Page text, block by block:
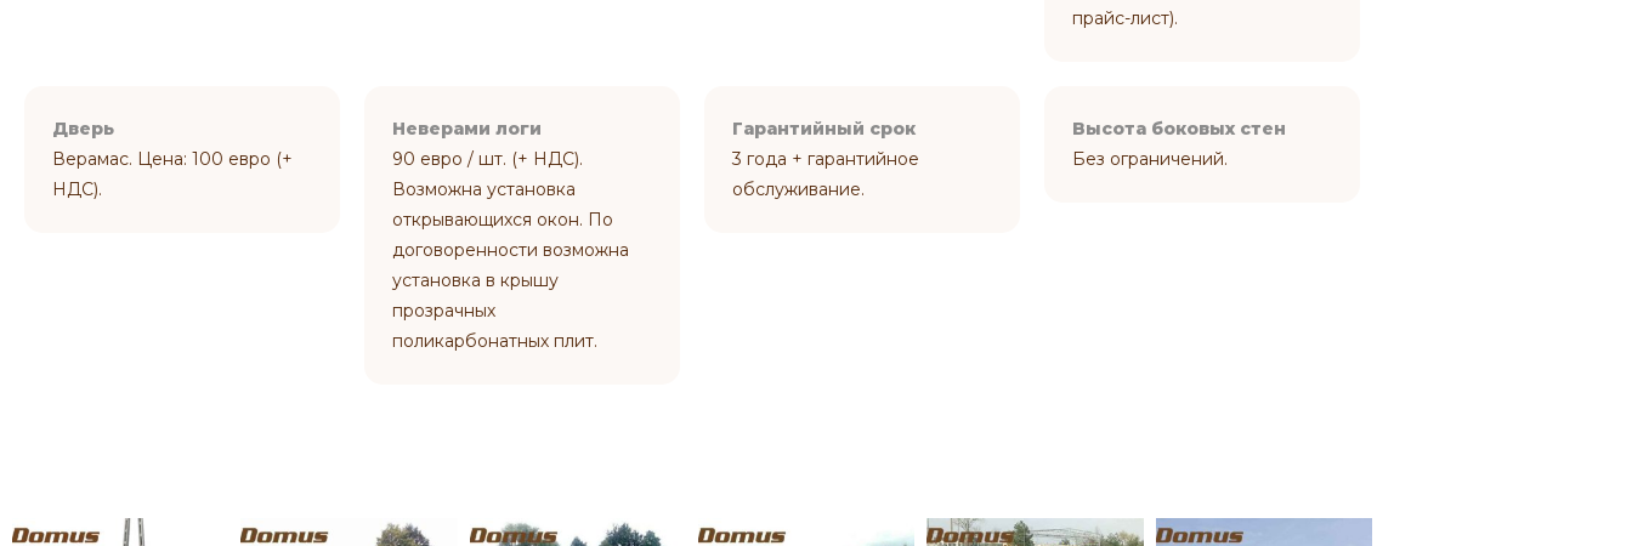
прайс-лист).
Дверь
Верамас. Цена: 100 евро (+
НДС).
Неверами логи
90 евро / шт. (+ НДС).
Возможна установка
открывающихся окон. По
договоренности возможна
установка в крышу
прозрачных
поликарбонатных плит.
Гарантийный срок
3 года + гарантийное
обслуживание.
Высота боковых стен
Без ограничений.